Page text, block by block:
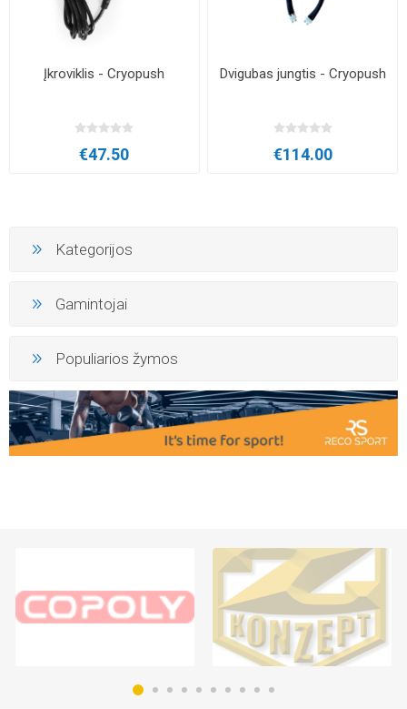
Įkroviklis - Cryopush
€47.50
Dvigubas jungtis - Cryopush
€114.00
Kategorijos
Gamintojai
Populiarios žymos